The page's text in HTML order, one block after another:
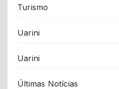
Turismo
Uarini
Uarini
Últimas Notícias